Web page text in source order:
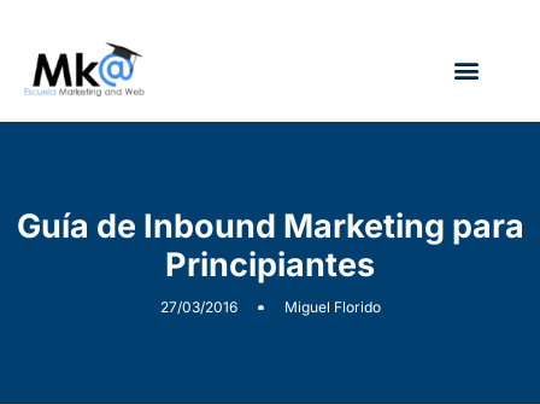
Guía de Inbound Marketing para
Principiantes
27/03/2016 Miguel Florido